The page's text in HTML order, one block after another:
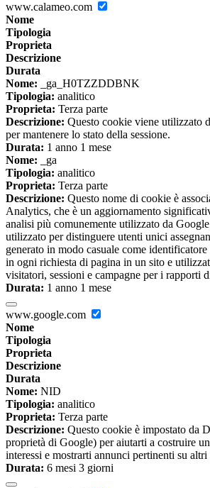
www.calameo.com
Nome
Tipologia
Proprieta
Descrizione
Durata
Nome: _ga_H0TZZDDBNK
Tipologia: analitico
Proprieta: Terza parte
Descrizione: Questo cookie viene utilizzato
per mantenere lo stato della sessione.
Durata: 1 anno 1 mese
Nome: _ga
Tipologia: analitico
Proprieta: Terza parte
Descrizione: Questo nome di cookie è
Analytics, che è un aggiornamento
analisi più comunemente utilizzato da
utilizzato per distinguere utenti unici
generato in modo casuale come
in ogni richiesta di pagina in un sito e
visitatori, sessioni e campagne per i rapporti
Durata: 1 anno 1 mese
www.google.com
Nome
Tipologia
Proprieta
Descrizione
Durata
Nome: NID
Tipologia: analitico
Proprieta: Terza parte
Descrizione: Questo cookie è impostato da
proprietà di Google) per aiutarti a costruire
interessi e mostrarti annunci pertinenti su altri
Durata: 6 mesi 3 giorni